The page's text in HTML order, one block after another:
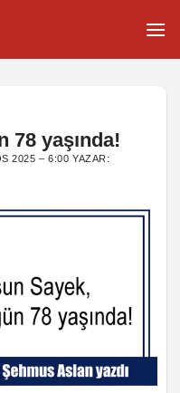
78 yaşında!
2025 – 6:00 YAZAR: